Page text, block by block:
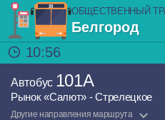
ОБЩЕСТВЕННЫЙ
Белгород
10:56
Автобус 101А
Рынок «Салют» - Стрелецкое
Другие направления маршрута